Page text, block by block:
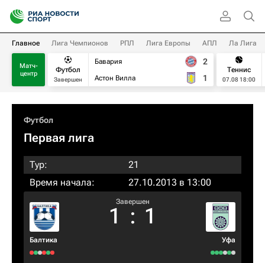
Главное Лига Чемпионов РПЛ Лига Европы АПЛ Ла Лига
Матч-
центр
Футбол
Завершен
Бавария
Астон Вилла
2
1
Теннис
07.08 18:00
Футбол
Первая лига
Тур:
21
Время начала:
27.10.2013 в 13:00
Балтика
Завершен
1 : 1
Уфа